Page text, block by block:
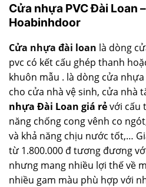
Cửa nhựa PVC Đài Loan
Hoabinhdoor
Cửa nhựa đài loan là dòng
pvc có kết cấu ghép thanh
khuôn mẫu . là dòng cửa
cho cửa nhà vệ sinh, cửa nhà
nhựa Đài Loan giá rẻvới cấu
năng chống cong vênh co
và khả năng chịu nước tốt,…
từ 1.800.000 đ tương đương
nhưng mang nhiều lợi thế về
nhiều gam màu phù hợp với